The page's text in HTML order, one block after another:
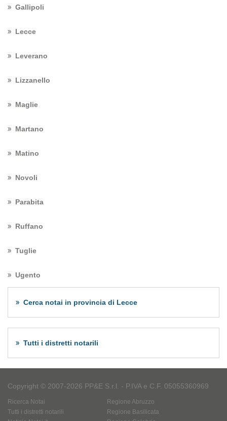
Gallipoli
Lecce
Leverano
Lizzanello
Maglie
Martano
Matino
Novoli
Parabita
Ruffano
Tuglie
Ugento
Cerca notai in provincia di Lecce
Tutti i distretti notarili
Copyright © 2007-2026 PP&E S.r.l. - P.IVA e C.F. 05055360969
Ricerca Notai
Tutti i distretti notarili
Regione Abruzzo
Regione Basilicata